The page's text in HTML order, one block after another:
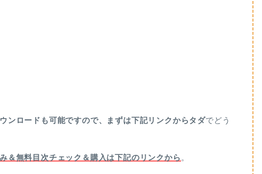
ンロードも可能ですので、まずは下記リンクからタダでどう
＆無料目次チェック＆購入は下記のリンクから 。